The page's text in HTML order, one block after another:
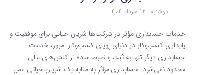
دوشنبه , 12 خرداد 1404
خدمات حسابداری مؤثر در شرکت‌ها شریان حیاتی برای موفقیت و
پایداری کسب‌وکار در دنیای پویای کسب‌وکار امروز، خدمات
حسابداری دیگر تنها به ثبت و ضبط ساده تراکنش‌های مالی
محدود نمی‌شود. حسابداری مؤثر به مثابه یک شریان حیاتی عمل